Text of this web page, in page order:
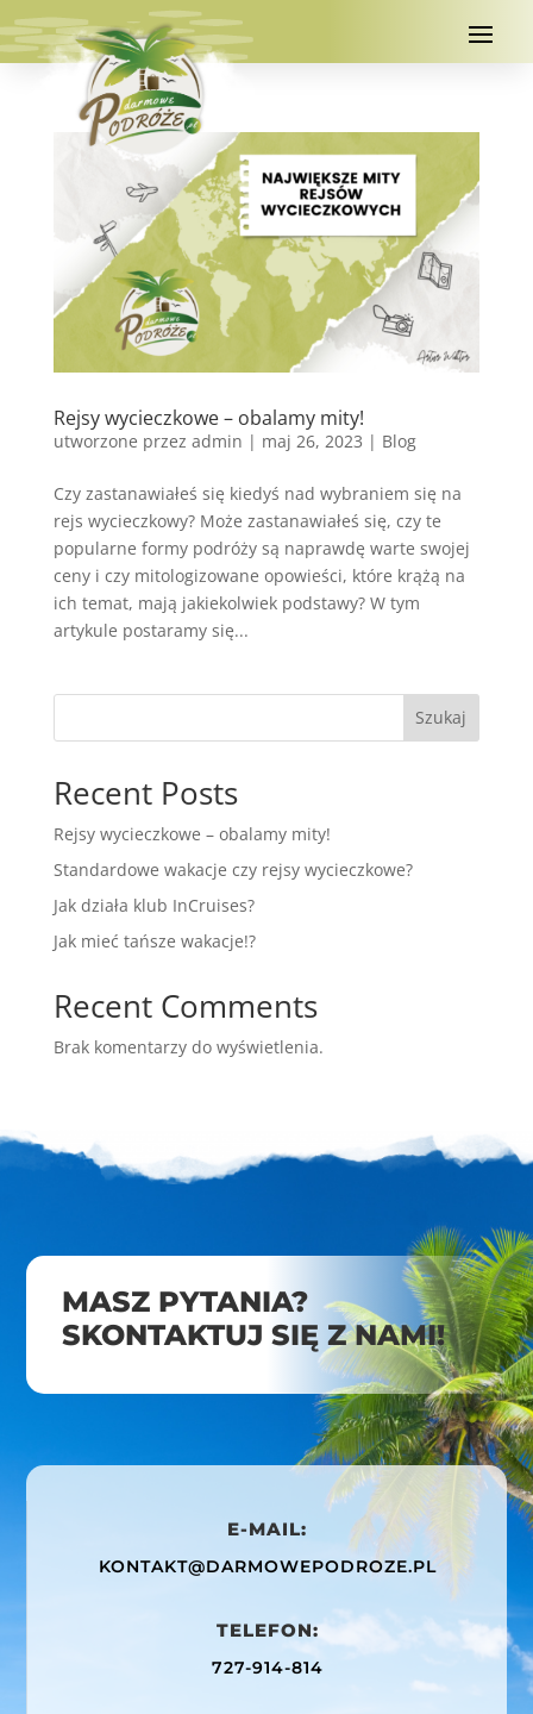
Rejsy wycieczkowe – obalamy mity!
utworzone przez admin | maj 26, 2023 | Blog
Czy zastanawiałeś się kiedyś nad wybraniem się na
rejs wycieczkowy? Może zastanawiałeś się, czy te
popularne formy podróży są naprawdę warte swojej
ceny i czy mitologizowane opowieści, które krążą na
ich temat, mają jakiekolwiek podstawy? W tym
artykule postaramy się...
Szukaj
Recent Posts
Rejsy wycieczkowe – obalamy mity!
Standardowe wakacje czy rejsy wycieczkowe?
Jak działa klub InCruises?
Jak mieć tańsze wakacje!?
Recent Comments
Brak komentarzy do wyświetlenia.
MASZ PYTANIA?
SKONTAKTUJ SIĘ Z NAMI!
E-MAIL:
KONTAKT@DARMOWEPODROZE.PL
TELEFON:
727-914-814